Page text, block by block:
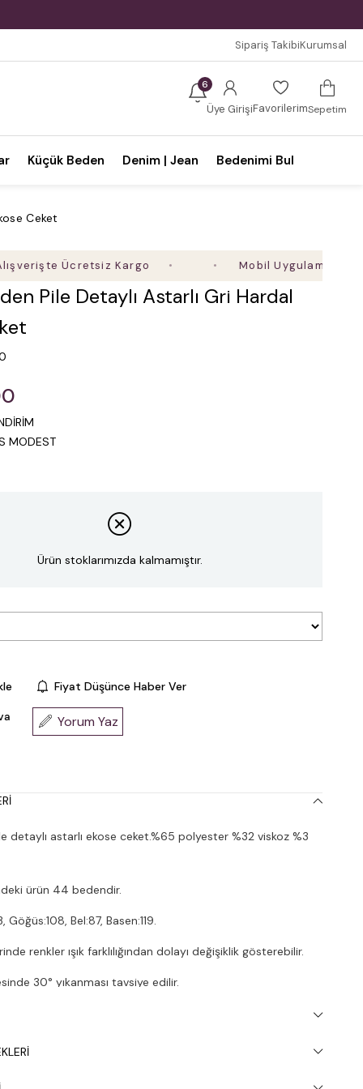
Sipariş TakibiKurumsal
6
Üye GirişiFavorilerimSepetim
Küçük Beden Denim | Jean Bedenimi Bul
Ceket
Ücretsiz Kargo Mobil Uygulamaya Özel Ek
Pile Detaylı Astarlı Gri Hardal
MODEST
Ürün stoklarımızda kalmamıştır.
Fiyat Düşünce Haber Ver
Yorum Yaz
detaylı astarlı ekose ceket.%65 polyester %32 viskoz %3
ürün 44 bedendir.
Göğüs:108, Bel:87, Basen:119.
renkler ışık farklılığından dolayı değişiklik gösterebilir.
30° yıkanması tavsiye edilir.